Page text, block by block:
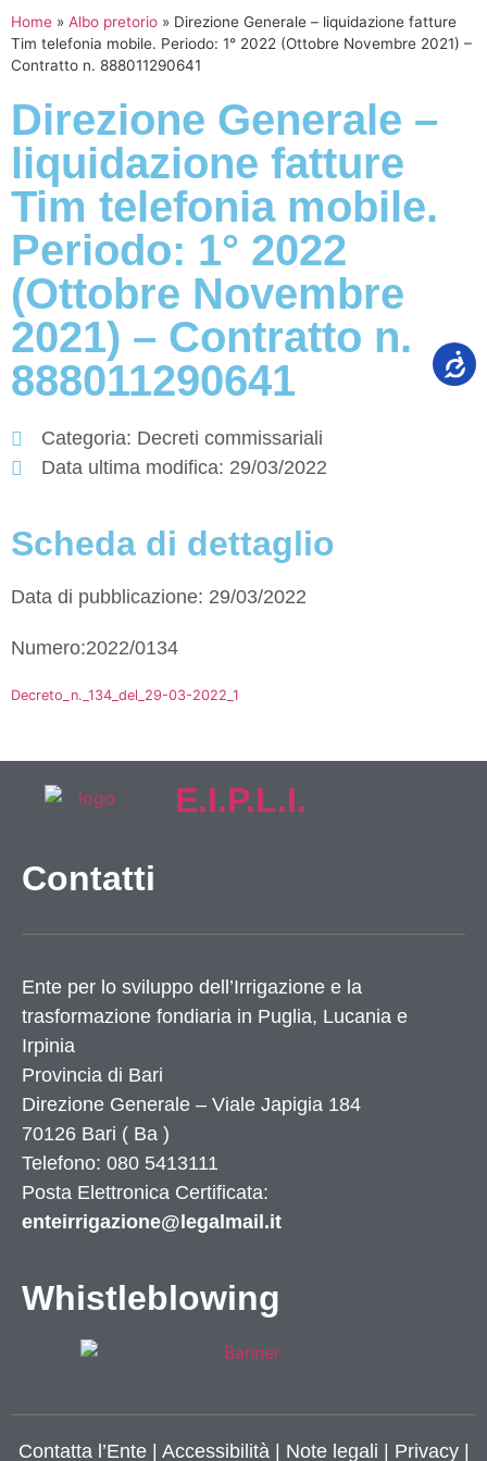
Home » Albo pretorio » Direzione Generale – liquidazione fatture
Tim telefonia mobile. Periodo: 1° 2022 (Ottobre Novembre 2021) –
Contratto n. 888011290641
Direzione Generale –
liquidazione fatture
Tim telefonia mobile.
Periodo: 1° 2022
(Ottobre Novembre
2021) – Contratto n.
888011290641
Categoria: Decreti commissariali
Data ultima modifica: 29/03/2022
Scheda di dettaglio
Data di pubblicazione: 29/03/2022
Numero:2022/0134
Decreto_n._134_del_29-03-2022_1
E.I.P.L.I.
Contatti
Ente per lo sviluppo dell’Irrigazione e la
trasformazione fondiaria in Puglia, Lucania e
Irpinia
Provincia di Bari
Direzione Generale – Viale Japigia 184
70126 Bari ( Ba )
Telefono: 080 5413111
Posta Elettronica Certificata:
enteirrigazione@legalmail.it
Whistleblowing
Contatta l’Ente| Accessibilità | Note legali | Privacy|